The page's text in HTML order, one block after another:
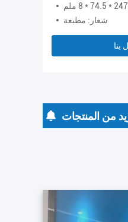
شعار: مطبعة
بنا
من المنتجات